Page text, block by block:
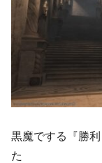
黒魔でする『勝
た